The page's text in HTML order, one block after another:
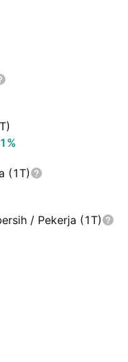
(1T)
/ Pekerja (1T)